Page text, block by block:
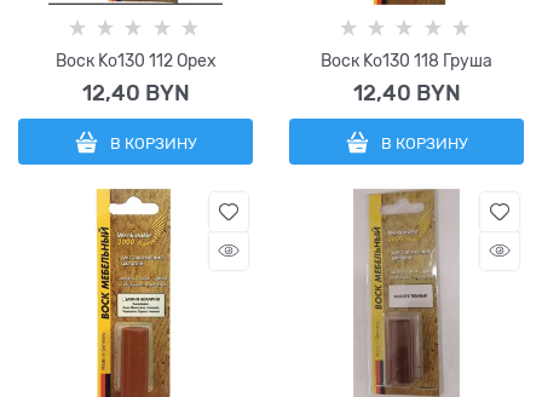
Воск Ko130 112 Орех
12,40 BYN
В КОРЗИНУ
Воск Ko130 118 Груша
12,40 BYN
В КОРЗИНУ